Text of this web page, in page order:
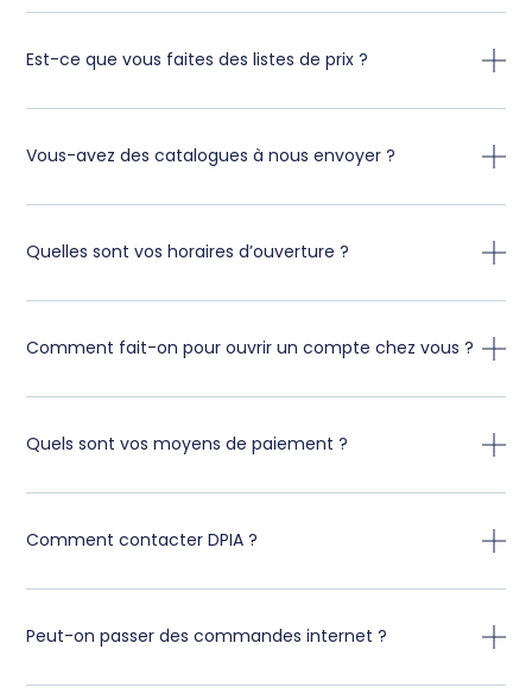
Est-ce que vous faites des listes de prix ?
Vous-avez des catalogues à nous envoyer ?
Quelles sont vos horaires d’ouverture ?
Comment fait-on pour ouvrir un compte chez vous ?
Quels sont vos moyens de paiement ?
Comment contacter DPIA ?
Peut-on passer des commandes internet ?